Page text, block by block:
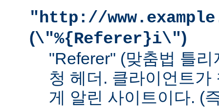
"http://
(\"%{Referer}i\")
"Referer" (맞춤법 틀
청 헤더. 클라이언트가
게 알린 사이트이다. (